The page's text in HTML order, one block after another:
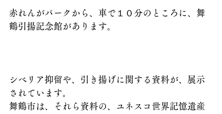
赤れんがパークから、車で１０分のところに、舞
鶴引揚記念館があります。
シベリア抑留や、引き揚げに関する資料が、展示
されています。
舞鶴市は、それら資料の、ユネスコ世界記憶遺産